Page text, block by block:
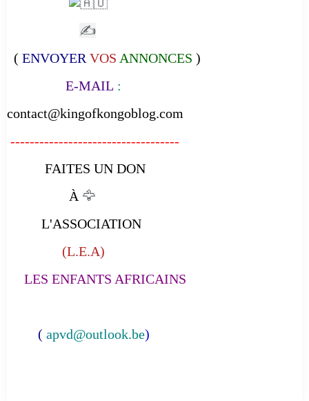
✍
( ENVOYER VOS ANNONCES )
E-MAIL :
contact@kingofkongoblog.com
-----------------------------------
FAITES UN DON
À 🦅
L'ASSOCIATION
(L.E.A)
LES ENFANTS AFRICAINS
( apvd@outlook.be)